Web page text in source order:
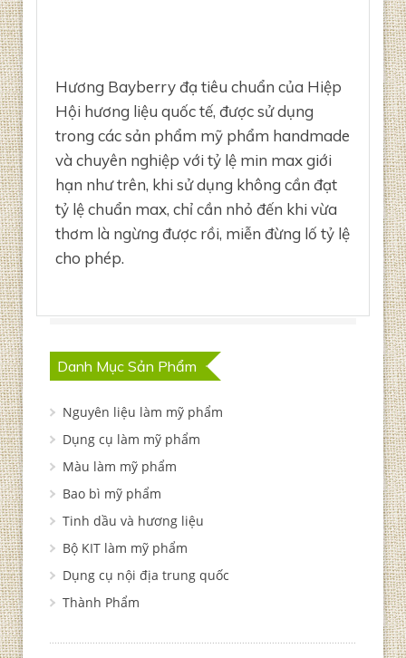
Hương Bayberry đạ tiêu chuẩn của Hiệp
Hội hương liệu quốc tế, được sử dụng
trong các sản phẩm mỹ phẩm handmade
và chuyên nghiệp với tỷ lệ min max giới
hạn như trên, khi sử dụng không cần đạt
tỷ lệ chuẩn max, chỉ cần nhỏ đến khi vừa
thơm là ngừng được rồi, miễn đừng lố tỷ lệ
cho phép.
Danh Mục Sản Phẩm
Nguyên liệu làm mỹ phẩm
Dụng cụ làm mỹ phẩm
Màu làm mỹ phẩm
Bao bì mỹ phẩm
Tinh dầu và hương liệu
Bộ KIT làm mỹ phẩm
Dụng cụ nội địa trung quốc
Thành Phẩm